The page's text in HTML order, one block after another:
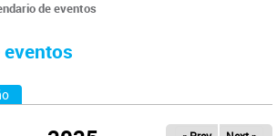
de eventos
eventos